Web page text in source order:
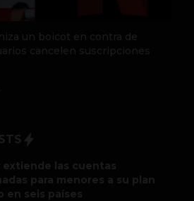
un boicot en contra de
cancelen suscripciones
extiende las cuentas
para menores a su plan
en seis países